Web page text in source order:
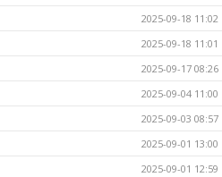
2025-09-18 11:02
2025-09-18 11:01
2025-09-17 08:26
2025-09-04 11:00
2025-09-03 08:57
2025-09-01 13:00
2025-09-01 12:59